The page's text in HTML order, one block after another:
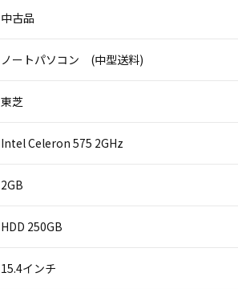
中古品
ノートパソコン (中型送料)
東芝
Intel Celeron 575 2GHz
2GB
HDD 250GB
15.4インチ